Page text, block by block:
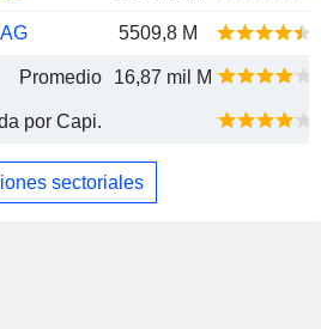
5509,8 M
Promedio 16,87 mil M
por Capi.
sectoriales